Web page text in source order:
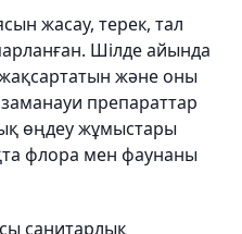
жасау, терек, тал
Шілде айында
және оны
препараттар
өңдеу жұмыстары
флора мен фаунаны
санитарлық